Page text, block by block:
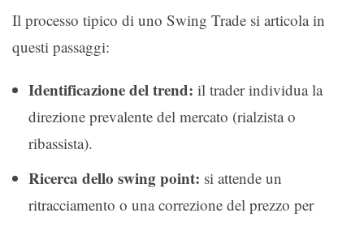
Il processo tipico di uno Swing Trade si articola in
questi passaggi:
Identificazione del trend: il trader individua la
direzione prevalente del mercato (rialzista o
ribassista).
Ricerca dello swing point: si attende un
ritracciamento o una correzione del prezzo per